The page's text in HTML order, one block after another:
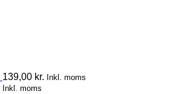
139,00 kr. Inkl. moms
Inkl. moms